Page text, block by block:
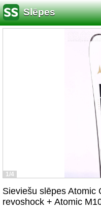
Slēpes
1/4
Sieviešu slēpes Atomic
revoshock + Atomic